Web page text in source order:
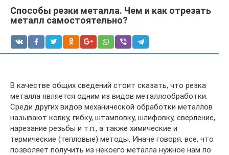
Способы резки металла. Чем и как отрезать
металл самостоятельно?
В качестве общих сведений стоит сказать, что резка
металла является одним из видов металлообработки.
Среди других видов механической обработки металлов
называют ковку, гибку, штамповку, шлифовку, сверление,
нарезание резьбы и т.п., а также химические и
термические (тепловые) методы. Иначе говоря, все, что
позволяет получить из некоего металла нужное нам по